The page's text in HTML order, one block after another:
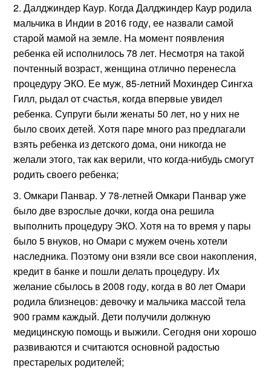
Далджиндер Каур. Когда Далджиндер Каур родила
мальчика в Индии в 2016 году, ее назвали самой
старой мамой на земле. На момент появления
ребенка ей исполнилось 78 лет. Несмотря на такой
почтенный возраст, женщина отлично перенесла
процедуру ЭКО. Ее муж, 85-летний Мохиндер Сингха
Гилл, рыдал от счастья, когда впервые увидел
ребенка. Супруги были женаты 50 лет, но у них не
было своих детей. Хотя паре много раз предлагали
взять ребенка из детского дома, они никогда не
желали этого, так как верили, что когда-нибудь смогут
родить своего ребенка;
Омкари Панвар. У 78-летней Омкари Панвар уже
было две взрослые дочки, когда она решила
выполнить процедуру ЭКО. Хотя на то время у пары
было 5 внуков, но Омари с мужем очень хотели
наследника. Поэтому они взяли все свои накопления,
кредит в банке и пошли делать процедуру. Их
желание сбылось в 2008 году, когда в 80 лет Омари
родила близнецов: девочку и мальчика массой тела
900 грамм каждый. Дети получили должную
медицинскую помощь и выжили. Сегодня они хорошо
развиваются и считаются основной радостью
престарелых родителей;